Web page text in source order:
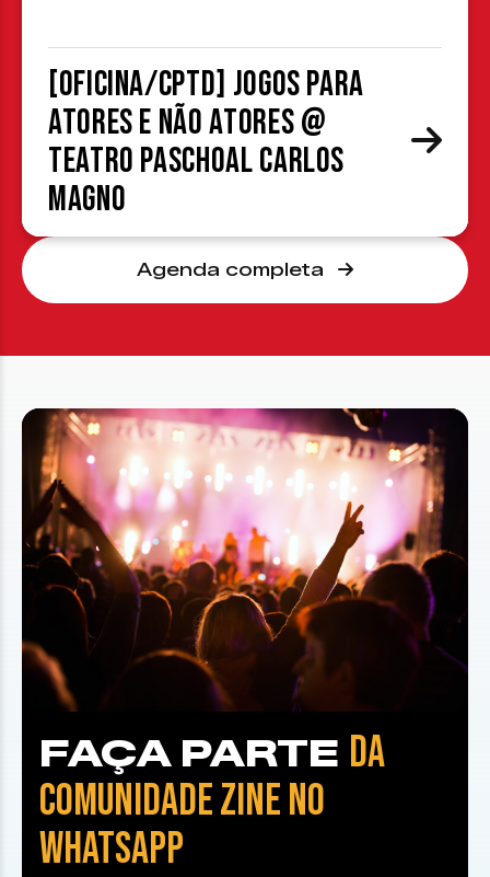
[OFICINA/CPTD] Jogos para
atores e não atores @
Teatro Paschoal Carlos
Magno
Agenda completa
FAÇA PARTE DA
COMUNIDADE ZINE NO
WHATSAPP